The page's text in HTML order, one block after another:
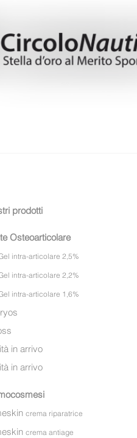
prodotti
Osteoarticolare
intra-articolare 2,5%
intra-articolare 2,2%
intra-articolare 1,6%
in arrivo
in arrivo
crema riparatrice
crema antiage